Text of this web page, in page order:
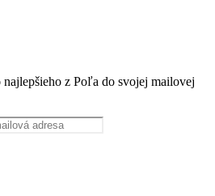
z Poľa do svojej mailovej